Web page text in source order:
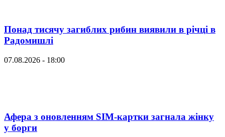
Понад тисячу загиблих рибин виявили в річці в
Радомишлі
07.08.2026 - 18:00
Афера з оновленням SIM-картки загнала жінку
у борги